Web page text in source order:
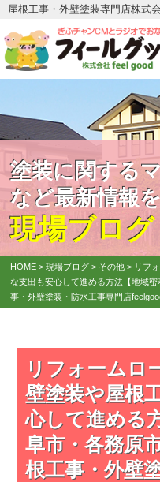
屋根工事・外壁塗装専門店株式
塗装に関する
など最新情報
現場ブログ
HOME >現場ブログ > その他 > リフ
な支出も安心して進める方法【地域
事・外壁塗装・防水工事専門店
リフォームロ
壁塗装や屋根
心して進める
阜市・各務原
根工事・外壁